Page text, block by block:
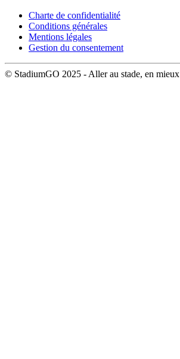
Charte de confidentialité
Conditions générales
Mentions légales
Gestion du consentement
© StadiumGO 2025 - Aller au stade, en mieux